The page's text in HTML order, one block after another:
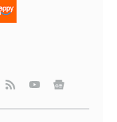
ΜΠΟΡΟΥΜΕ